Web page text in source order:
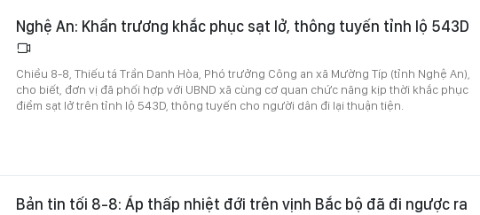
Nghệ An: Khẩn trương khắc phục sạt lở, thông tuyến tỉnh lộ 543D
Chiều 8-8, Thiếu tá Trần Danh Hòa, Phó trưởng Công an xã Mường Típ (tỉnh Nghệ An),
cho biết, đơn vị đã phối hợp với UBND xã cùng cơ quan chức năng kịp thời khắc phục
điểm sạt lở trên tỉnh lộ 543D, thông tuyến cho người dân đi lại thuận tiện.
Bản tin tối 8-8: Áp thấp nhiệt đới trên vịnh Bắc bộ đã đi ngược ra